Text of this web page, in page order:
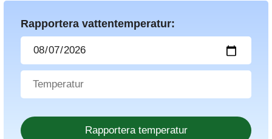
Rapportera vattentemperatur: